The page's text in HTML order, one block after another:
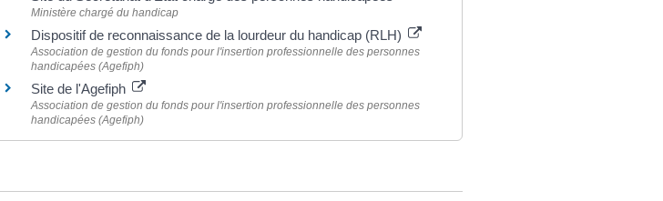
Ministère chargé du handicap
Dispositif de reconnaissance de la lourdeur du handicap (RLH)
Association de gestion du fonds pour l'insertion professionnelle des personnes
handicapées (Agefiph)
Site de l'Agefiph
Association de gestion du fonds pour l'insertion professionnelle des personnes
handicapées (Agefiph)